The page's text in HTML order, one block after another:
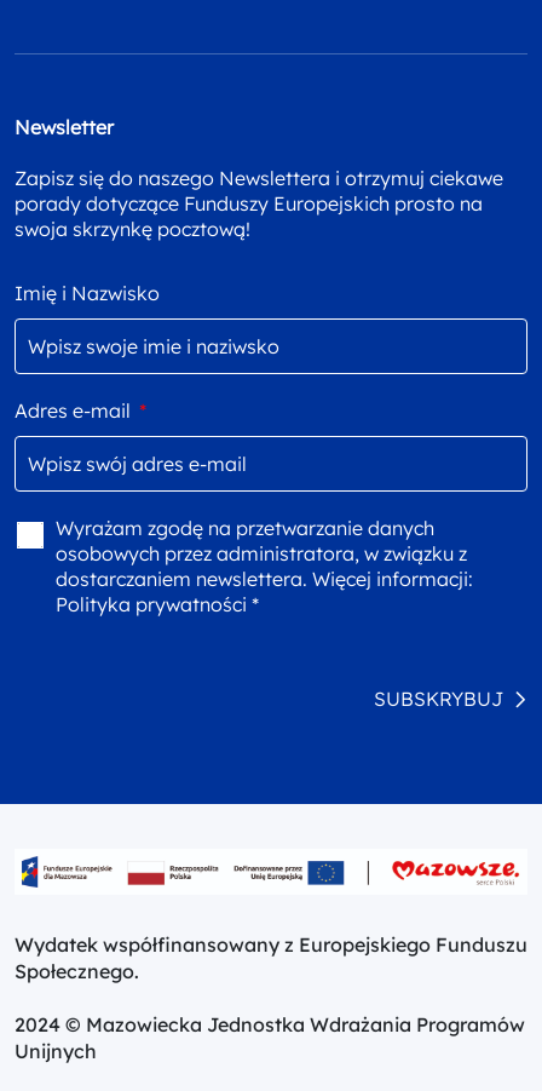
Newsletter
Zapisz się do naszego Newslettera i otrzymuj ciekawe
porady dotyczące Funduszy Europejskich prosto na
swoja skrzynkę pocztową!
Imię i Nazwisko
Adres e-mail *
Wyrażam zgodę na przetwarzanie danych
osobowych przez administratora, w związku z
dostarczaniem newslettera. Więcej informacji:
Polityka prywatności *
SUBSKRYBUJ
Wydatek współfinansowany z Europejskiego Funduszu
Społecznego.
2024 © Mazowiecka Jednostka Wdrażania Programów
Unijnych